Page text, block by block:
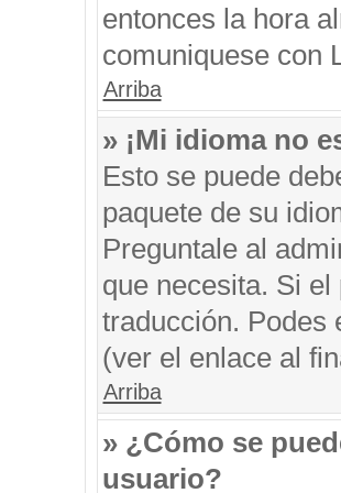
entonces la hora
comuniquese con
Arriba
» ¡Mi idioma no
Esto se puede
paquete de su
Preguntale al
que necesita. Si
traducción. Podes
(ver el enlace al
Arriba
» ¿Cómo se
usuario?